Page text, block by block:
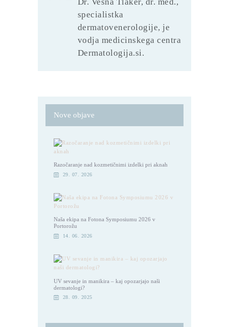
specialistka
dermatovenerologije, je
vodja medicinskega centra
Dermatologija.si.
Nove objave
Razočaranje nad kozmetičnimi izdelki pri aknah
29. 07. 2026
Naša ekipa na Fotona Symposiumu 2026 v
Portorožu
14. 06. 2026
UV sevanje in manikira – kaj opozarjajo naši
dermatologi?
28. 09. 2025